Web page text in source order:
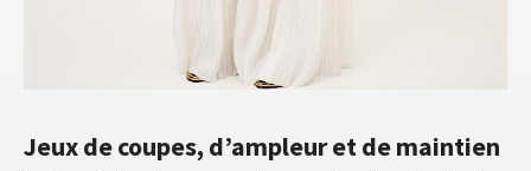
Jeux de coupes, d’ampleur et de maintien